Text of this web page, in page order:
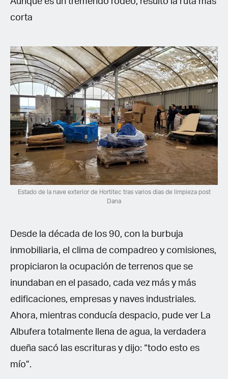
corta
Estado de la nave exterior de Hortitec tras varios dias de limpieza post
Dana
Desde la década de los 90, con la burbuja
inmobiliaria, el clima de compadreo y comisiones,
propiciaron la ocupación de terrenos que se
inundaban en el pasado, cada vez más y más
edificaciones, empresas y naves industriales.
Ahora, mientras conducía despacio, pude ver La
Albufera totalmente llena de agua, la verdadera
dueña sacó las escrituras y dijo: “todo esto es
mío”.